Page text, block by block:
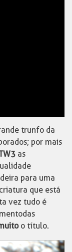
trunfo da
por mais
as
para uma
que está
vez tudo é
das
o título.